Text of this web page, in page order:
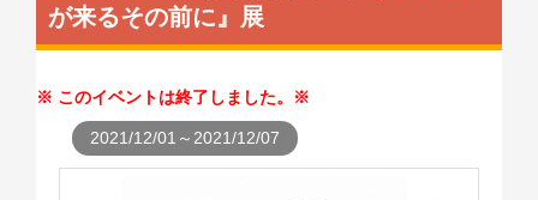
が来るその前に』展
このイベントは終了しました。
2021/12/01～2021/12/07